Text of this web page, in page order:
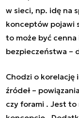
w sieci, np. idę na
konceptów pojawi
to może być
bezpieczeństwa –
Chodzi o
źródeł –
czy forami . Jest to